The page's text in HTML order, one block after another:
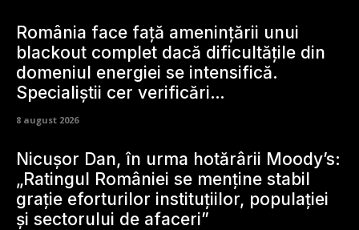
România face față amenințării unui
blackout complet dacă dificultățile din
domeniul energiei se intensifică.
Specialiștii cer verificări…
8 august 2026
Nicușor Dan, în urma hotărârii Moody’s:
„Ratingul României se menține stabil
grație eforturilor instituțiilor, populației
și sectorului de afaceri”